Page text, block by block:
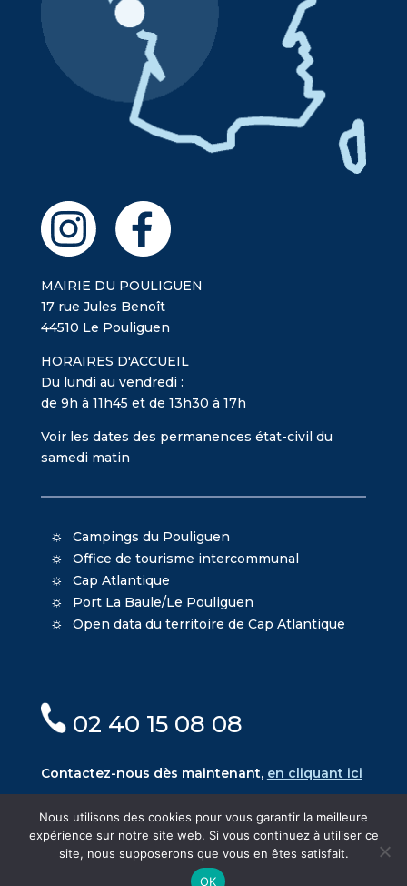
MAIRIE DU POULIGUEN
17 rue Jules Benoît
44510 Le Pouliguen
HORAIRES D'ACCUEIL
Du lundi au vendredi :
de 9h à 11h45 et de 13h30 à 17h
Voir les dates des permanences état-civil du
samedi matin
Campings du Pouliguen
Office de tourisme intercommunal
Cap Atlantique
Port La Baule/Le Pouliguen
Open data du territoire de Cap Atlantique
02 40 15 08 08
Contactez-nous dès maintenant, en cliquant ici
© Mairie du Pouliguen - CréationOniti - Design
Nous utilisons des cookies pour vous garantir la meilleure
expérience sur notre site web. Si vous continuez à utiliser ce
site, nous supposerons que vous en êtes satisfait.
OK